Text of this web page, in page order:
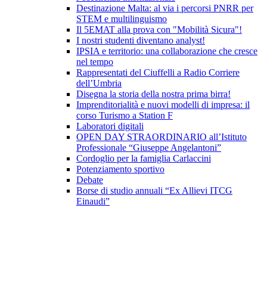
Destinazione Malta: al via i percorsi PNRR per
STEM e multilinguismo
Il 5EMAT alla prova con "Mobilità Sicura"!
I nostri studenti diventano analyst!
IPSIA e territorio: una collaborazione che cresce
nel tempo
Rappresentati del Ciuffelli a Radio Corriere
dell’Umbria
Disegna la storia della nostra prima birra!
Imprenditorialità e nuovi modelli di impresa: il
corso Turismo a Station F
Laboratori digitali
OPEN DAY STRAORDINARIO all’Istituto
Professionale “Giuseppe Angelantoni”
Cordoglio per la famiglia Carlaccini
Potenziamento sportivo
Debate
Borse di studio annuali “Ex Allievi ITCG
Einaudi”